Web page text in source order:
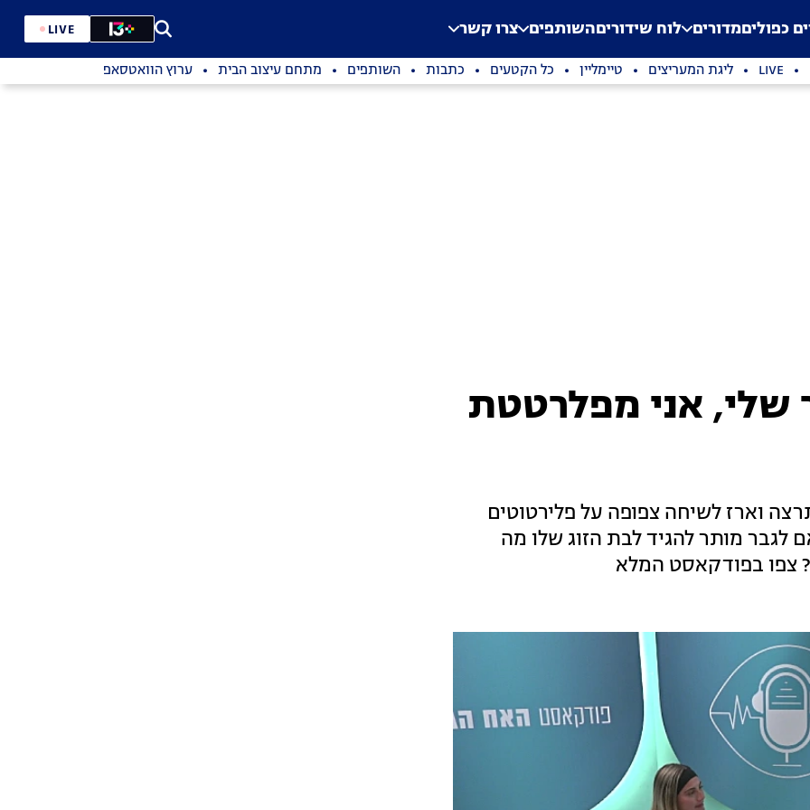
Application error: a
. כפוליםמדורים לוח שידוריםהשותפים צרו קשר LIVE
LIVE ליגת המעריצים טיימליין כל הקטעים כתבות השותפים מתחם עיצוב הבית ערוץ הוואטסאפ
שלי, אני מפלרטטת
וארז לשיחה צפופה על פלירטוטים
לגבר מותר להגיד לבת הזוג שלו מה
צפו בפודקאסט המלא